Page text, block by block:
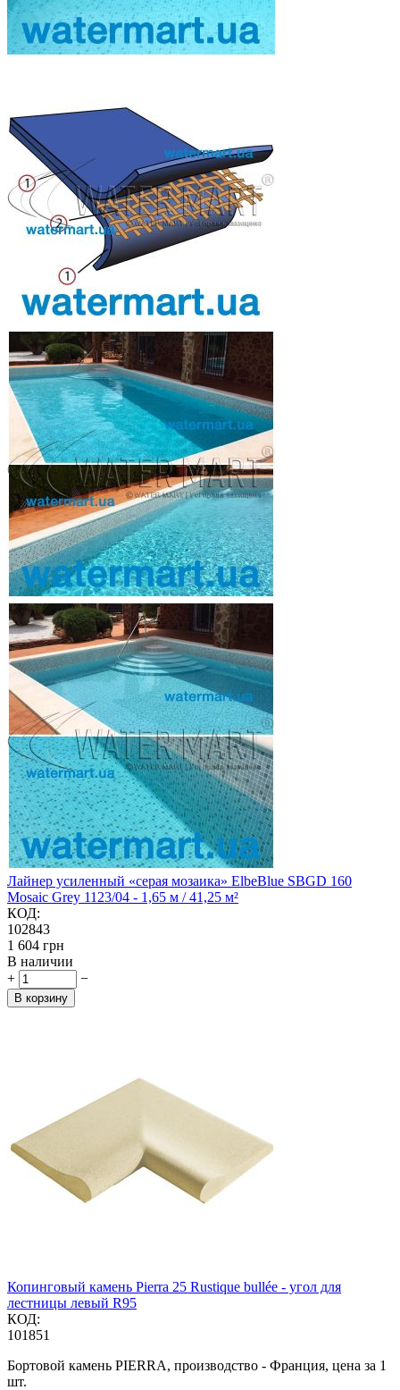
Лайнер усиленный «серая мозаика» ElbeBlue SBGD 160
Mosaic Grey 1123/04 - 1,65 м / 41,25 м²
КОД:
102843
‍1 604‍ грн
В наличии
+
−
В корзину
Копинговый камень Pierra 25 Rustique bullée - угол для
лестницы левый R95
КОД:
101851
Бортовой камень PIERRA, производство - Франция, цена за 1
шт.